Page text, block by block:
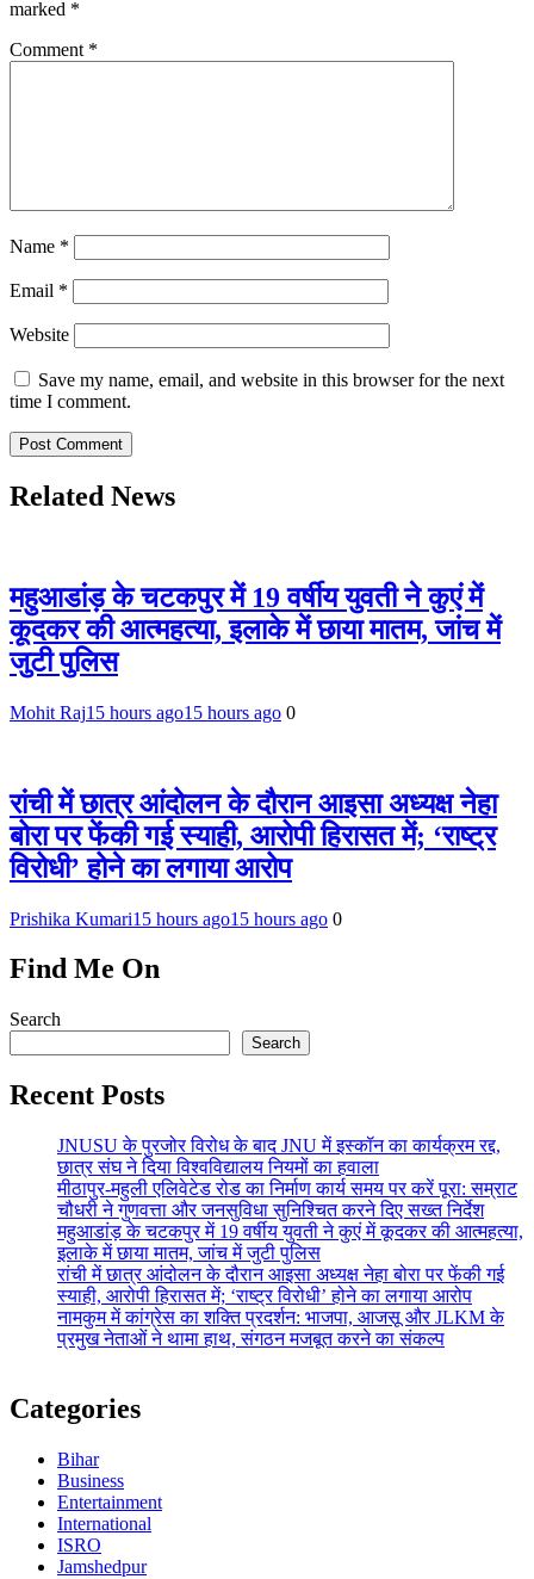
marked *
Comment *
Name *
Email *
Website
Save my name, email, and website in this browser for the next
time I comment.
Related News
महुआडांड़ के चटकपुर में 19 वर्षीय युवती ने कुएं में
कूदकर की आत्महत्या, इलाके में छाया मातम, जांच में
जुटी पुलिस
Mohit Raj15 hours ago15 hours ago 0
रांची में छात्र आंदोलन के दौरान आइसा अध्यक्ष नेहा
बोरा पर फेंकी गई स्याही, आरोपी हिरासत में; ‘राष्ट्र
विरोधी’ होने का लगाया आरोप
Prishika Kumari15 hours ago15 hours ago 0
Find Me On
Search
Search
Recent Posts
JNUSU के पुरजोर विरोध के बाद JNU में इस्कॉन का कार्यक्रम रद्द,
छात्र संघ ने दिया विश्वविद्यालय नियमों का हवाला
मीठापुर-महुली एलिवेटेड रोड का निर्माण कार्य समय पर करें पूरा: सम्राट
चौधरी ने गुणवत्ता और जनसुविधा सुनिश्चित करने दिए सख्त निर्देश
महुआडांड़ के चटकपुर में 19 वर्षीय युवती ने कुएं में कूदकर की आत्महत्या,
इलाके में छाया मातम, जांच में जुटी पुलिस
रांची में छात्र आंदोलन के दौरान आइसा अध्यक्ष नेहा बोरा पर फेंकी गई
स्याही, आरोपी हिरासत में; ‘राष्ट्र विरोधी’ होने का लगाया आरोप
नामकुम में कांग्रेस का शक्ति प्रदर्शन: भाजपा, आजसू और JLKM के
प्रमुख नेताओं ने थामा हाथ, संगठन मजबूत करने का संकल्प
Categories
Bihar
Business
Entertainment
International
ISRO
Jamshedpur